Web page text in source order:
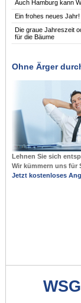
Auch Hamburg kann
Ein frohes neues Jahr!
Die graue Jahreszeit
für die Bäume
Ohne Ärger
Lehnen Sie sich
Wir kümmern uns für
Jetzt kostenloses